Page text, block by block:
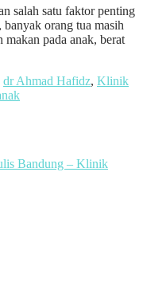
salah satu faktor penting
orang tua masih
makan pada anak, berat
dr Ahmad Hafidz, Klinik